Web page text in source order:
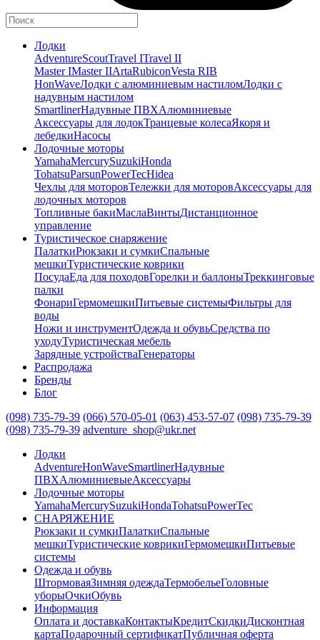
Лодки
AdventureScoutTravel ITravel II
Master IMaster IIArtaRubiconVesta RIB
HonWaveЛодки с алюминиевым настиломЛодки с
надувным настилом
SmartlinerНадувные ПВХАлюминиевые
Аксессуары для лодокТранцевые колесаЯкоря и
лебедкиНасосы
Лодочные моторы
YamahaMercurySuzukiHonda
TohatsuParsunPowerTecHidea
Чехлы для моторовТележки для моторовАксессуары для
лодочных моторов
Топливные бакиМаслаВинтыДистанционное
управление
Туристическое снаряжение
ПалаткиРюкзаки и сумкиСпальные
мешкиТуристические коврики
ПосудаЕда для походовГорелки и баллоныТреккинговые
палки
ФонариГермомешкиПитьевые системыФильтры для
воды
Ножи и инструментОдежда и обувьСредства по
уходуТуристическая мебель
Зарядные устройстваГенераторы
Распродажа
Бренды
Блог
(098) 735-79-39 (066) 570-05-01 (063) 453-57-07 (098) 735-79-39
(098) 735-79-39 adventure_shop@ukr.net
Лодки
AdventureHonWaveSmartlinerНадувные
ПВХАлюминиевыеАксессуары
Лодочные моторы
YamahaMercurySuzukiHondaTohatsuPowerTec
СНАРЯЖЕНИЕ
Рюкзаки и сумкиПалаткиСпальные
мешкиТуристические коврикиГермомешкиПитьевые
системы
Одежда и обувь
ШтормоваяЗимняя одеждаТермобельеГоловные
уборыОчкиОбувь
Информация
Оплата и доставкаКонтактыКредитСкидкиДисконтная
картаПодарочный сертификатПубличная оферта